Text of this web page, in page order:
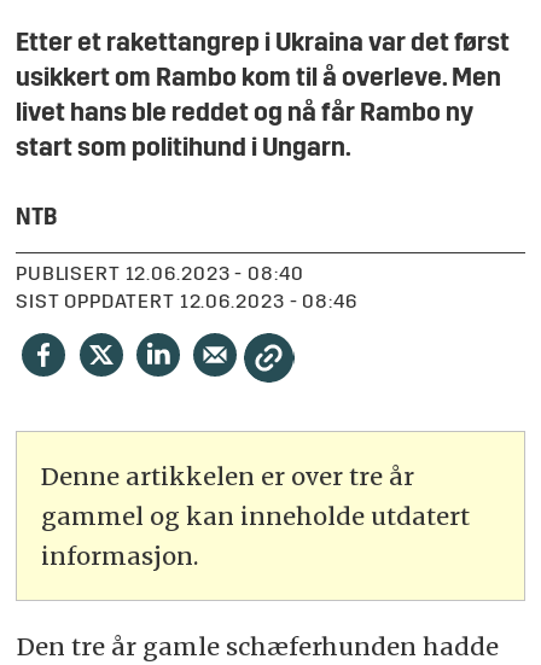
Etter et rakettangrep i Ukraina var det først
usikkert om Rambo kom til å overleve. Men
livet hans ble reddet og nå får Rambo ny
start som politihund i Ungarn.
NTB
PUBLISERT
12.06.2023 - 08:40
SIST OPPDATERT
12.06.2023 - 08:46
Denne artikkelen er over tre år
gammel og kan inneholde utdatert
informasjon.
Den tre år gamle schæferhunden hadde